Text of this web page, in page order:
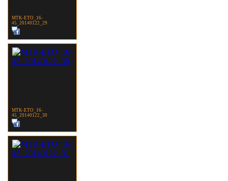
MTK-ETO_16-
45_20140122_29
MTK-ETO_16-
45_20140122_30